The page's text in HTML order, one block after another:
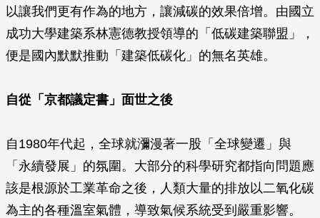
以讓我們更有作為的地方，讓減碳的效果倍增。由國立
成功大學建築系林憲德教授領導的「低碳建築聯盟」，
便是國內默默推動「建築低碳化」的無名英雄。
自從「京都議定書」面世之後
自1980年代起，全球就瀰漫著一股「全球變遷」與
「永續發展」的氛圍。大部分的科學研究都指向問題應
該是根源於工業革命之後，人類大量的排放以二氧化碳
為主的各種溫室氣體，導致氣候系統受到嚴重影響。